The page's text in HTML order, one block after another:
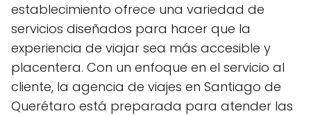
establecimiento ofrece una variedad de
servicios diseñados para hacer que la
experiencia de viajar sea más accesible y
placentera. Con un enfoque en el servicio al
cliente, la agencia de viajes en Santiago de
Querétaro está preparada para atender las